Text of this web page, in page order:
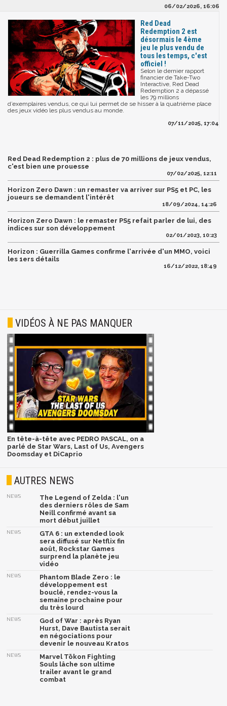
06/02/2026, 16:06
Red Dead
Redemption 2 est
désormais le 4ème
jeu le plus vendu de
tous les temps, c'est
officiel !
Selon le dernier rapport
financier de Take-Two
Interactive, Red Dead
Redemption 2 a dépassé
les 79 millions
d’exemplaires vendus, ce qui lui permet de se hisser à la quatrième place
des jeux vidéo les plus vendus au monde.
07/11/2025, 17:04
Red Dead Redemption 2 : plus de 70 millions de jeux vendus,
c'est bien une prouesse
07/02/2025, 12:11
Horizon Zero Dawn : un remaster va arriver sur PS5 et PC, les
joueurs se demandent l'intérêt
18/09/2024, 14:26
Horizon Zero Dawn : le remaster PS5 refait parler de lui, des
indices sur son développement
02/01/2023, 10:23
Horizon : Guerrilla Games confirme l'arrivée d'un MMO, voici
les 1ers détails
16/12/2022, 18:49
VIDÉOS À NE PAS MANQUER
En tête-à-tête avec PEDRO PASCAL, on a
parlé de Star Wars, Last of Us, Avengers
Doomsday et DiCaprio
AUTRES NEWS
NEWS
The Legend of Zelda : l'un
des derniers rôles de Sam
Neill confirmé avant sa
mort début juillet
NEWS
GTA 6 : un extended look
sera diffusé sur Netflix fin
août, Rockstar Games
surprend la planète jeu
vidéo
NEWS
Phantom Blade Zero : le
développement est
bouclé, rendez-vous la
semaine prochaine pour
du très lourd
NEWS
God of War : après Ryan
Hurst, Dave Bautista serait
en négociations pour
devenir le nouveau Kratos
NEWS
Marvel Tōkon Fighting
Souls lâche son ultime
trailer avant le grand
combat